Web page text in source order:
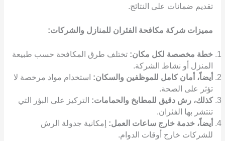
تقديم ضمانات على النتائج.
مميزات شركة مكافحة الفئران للمنازل والشركات:
خطة مخصصة لكل مكان: تختلف طرق المكافحة حسب طبيعة
المنزل أو نشاط الشركة.
أيضاً، أمان كامل للموظفين والسكان: استخدام مواد مرخصة لا
تؤثر على الصحة.
كذلك، رش دقيق للمطابخ والحمامات: التركيز على البؤر التي
تنتشر بها الفئران.
أيضاً، خدمة خارج ساعات العمل: إمكانية جدولة الرش
للشركات خارج أوقات الدوام.